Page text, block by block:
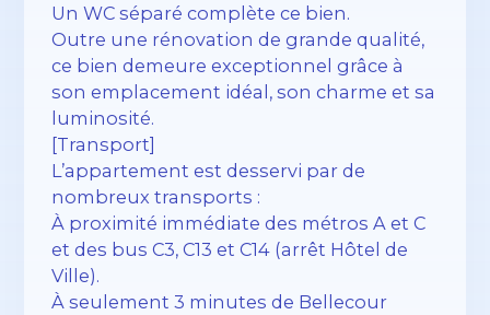
Un WC séparé complète ce bien.
Outre une rénovation de grande qualité,
ce bien demeure exceptionnel grâce à
son emplacement idéal, son charme et sa
luminosité.
[Transport]
L’appartement est desservi par de
nombreux transports :
À proximité immédiate des métros A et C
et des bus C3, C13 et C14 (arrêt Hôtel de
Ville).
À seulement 3 minutes de Bellecour